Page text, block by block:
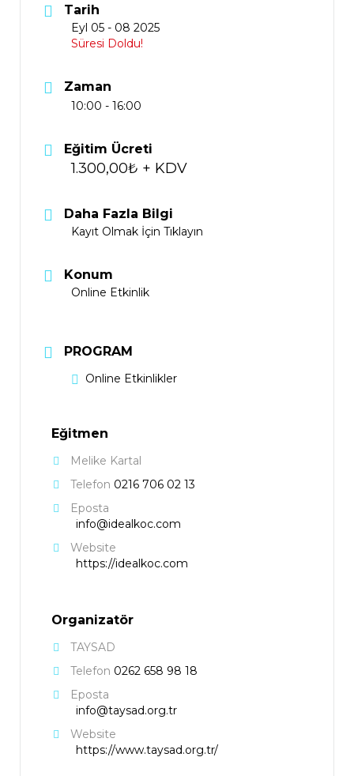
Tarih
Eyl 05 - 08 2025
Süresi Doldu!
Zaman
10:00 - 16:00
Eğitim Ücreti
1.300,00₺ + KDV
Daha Fazla Bilgi
Kayıt Olmak İçin Tıklayın
Konum
Online Etkinlik
PROGRAM
Online Etkinlikler
Eğitmen
Melike Kartal
Telefon 0216 706 02 13
Eposta
info@idealkoc.com
Website
https://idealkoc.com
Organizatör
TAYSAD
Telefon 0262 658 98 18
Eposta
info@taysad.org.tr
Website
https://www.taysad.org.tr/